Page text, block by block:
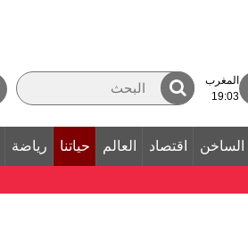
المغرب
19:03
الساخن اقتصاد العالم حياتنا رياضة